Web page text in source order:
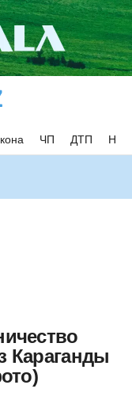
ЧП ДТП
Караганды